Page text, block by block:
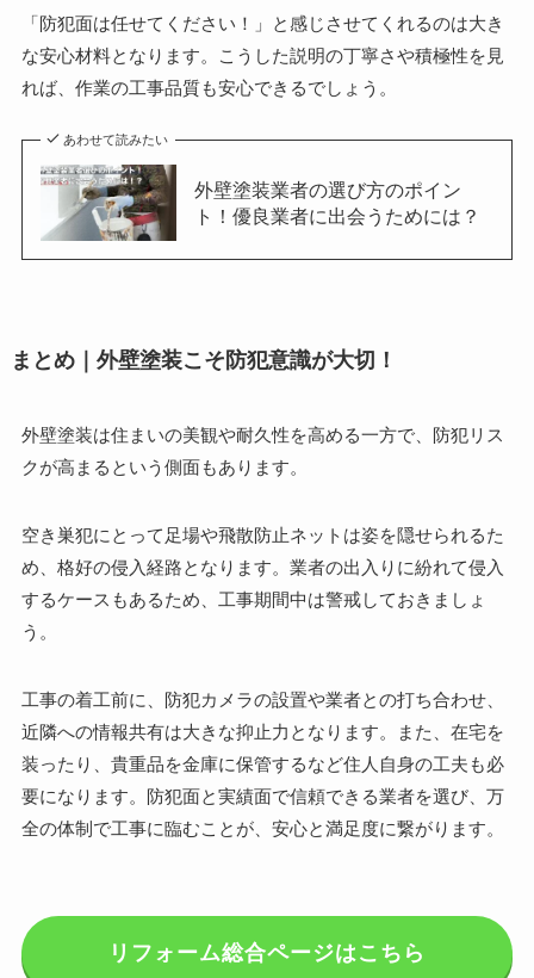
「防犯面は任せてください！」と感じさせてくれるのは大き
な安心材料となります。こうした説明の丁寧さや積極性を見
れば、作業の工事品質も安心できるでしょう。
あわせて読みたい
外壁塗装業者の選び方のポイン
ト！優良業者に出会うためには？
まとめ｜外壁塗装こそ防犯意識が大切！
外壁塗装は住まいの美観や耐久性を高める一方で、防犯リス
クが高まるという側面もあります。
空き巣犯にとって足場や飛散防止ネットは姿を隠せられるた
め、格好の侵入経路となります。業者の出入りに紛れて侵入
するケースもあるため、工事期間中は警戒しておきましょ
う。
工事の着工前に、防犯カメラの設置や業者との打ち合わせ、
近隣への情報共有は大きな抑止力となります。また、在宅を
装ったり、貴重品を金庫に保管するなど住人自身の工夫も必
要になります。防犯面と実績面で信頼できる業者を選び、万
全の体制で工事に臨むことが、安心と満足度に繋がります。
リフォーム総合ページはこちら